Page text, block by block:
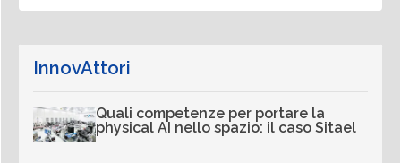
InnovAttori
Quali competenze per portare la
physical AI nello spazio: il caso Sitael